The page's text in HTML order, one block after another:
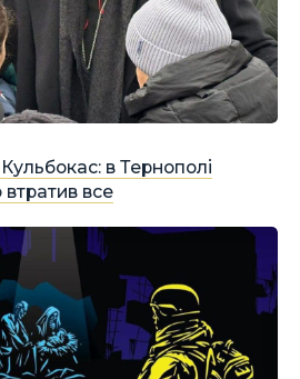
в Тернополі
втратив все